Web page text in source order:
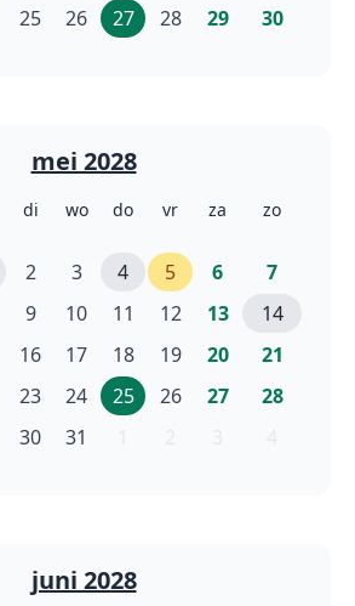
25 26 27 28 29 30
mei 2028
di wo do vr za zo
2 3 4 5 6 7
9 10 11 12 13 14
16 17 18 19 20 21
23 24 25 26 27 28
30 31
juni 2028